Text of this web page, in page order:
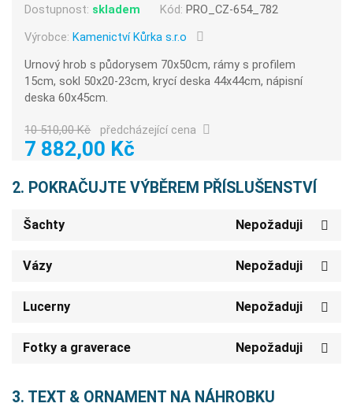
Dostupnost: skladem Kód: PRO_CZ-654_782
Výrobce:Kamenictví Kůrka s.r.o
Urnový hrob s půdorysem 70x50cm, rámy s profilem
15cm, sokl 50x20-23cm, krycí deska 44x44cm, nápisní
deska 60x45cm.
10 510,00 Kč předcházející cena
7 882,00 Kč
2. POKRAČUJTE VÝBĚREM PŘÍSLUŠENSTVÍ
Šachty Nepožaduji
Vázy Nepožaduji
Lucerny Nepožaduji
Fotky a graverace Nepožaduji
3. TEXT & ORNAMENT NA NÁHROBKU